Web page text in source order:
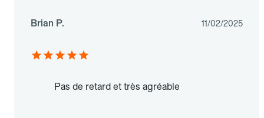
Brian P. 11/02/2025
Pas de retard et très agréable